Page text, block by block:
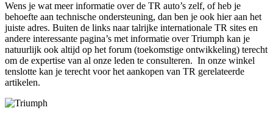
Wens je wat meer informatie over de TR auto’s zelf, of heb je
behoefte aan technische ondersteuning, dan ben je ook hier aan het
juiste adres. Buiten de links naar talrijke internationale TR sites en
andere interessante pagina’s met informatie over Triumph kan je
natuurlijk ook altijd op het forum (toekomstige ontwikkeling) terecht
om de expertise van al onze leden te consulteren. In onze winkel
tenslotte kan je terecht voor het aankopen van TR gerelateerde
artikelen.